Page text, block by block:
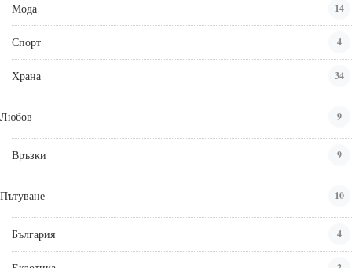
Мода 14
Спорт 4
Храна 34
Любов 9
Връзки 9
Пътуване 10
България 4